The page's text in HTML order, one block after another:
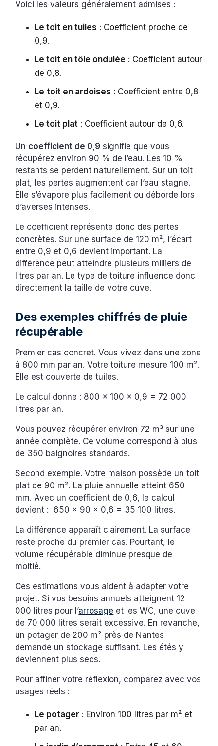
Voici les valeurs généralement admises :
Le toit en tuiles : Coefficient proche de
0,9.
Le toit en tôle ondulée : Coefficient autour
de 0,8.
Le toit en ardoises : Coefficient entre 0,8
et 0,9.
Le toit plat : Coefficient autour de 0,6.
Un coefficient de 0,9 signifie que vous
récupérez environ 90 % de l’eau. Les 10 %
restants se perdent naturellement. Sur un toit
plat, les pertes augmentent car l’eau stagne.
Elle s’évapore plus facilement ou déborde lors
d’averses intenses.
Le coefficient représente donc des pertes
concrètes. Sur une surface de 120 m², l’écart
entre 0,9 et 0,6 devient important. La
différence peut atteindre plusieurs milliers de
litres par an. Le type de toiture influence donc
directement la taille de votre cuve.
Des exemples chiffrés de pluie
récupérable
Premier cas concret. Vous vivez dans une zone
à 800 mm par an. Votre toiture mesure 100 m².
Elle est couverte de tuiles.
Le calcul donne : 800 × 100 × 0,9 = 72 000
litres par an.
Vous pouvez récupérer environ 72 m³ sur une
année complète. Ce volume correspond à plus
de 350 baignoires standards.
Second exemple. Votre maison possède un toit
plat de 90 m². La pluie annuelle atteint 650
mm. Avec un coefficient de 0,6, le calcul
devient : 650 × 90 × 0,6 = 35 100 litres.
La différence apparaît clairement. La surface
reste proche du premier cas. Pourtant, le
volume récupérable diminue presque de
moitié.
Ces estimations vous aident à adapter votre
projet. Si vos besoins annuels atteignent 12
000 litres pour l’arrosage et les WC, une cuve
de 70 000 litres serait excessive. En revanche,
un potager de 200 m² près de Nantes
demande un stockage suffisant. Les étés y
deviennent plus secs.
Pour affiner votre réflexion, comparez avec vos
usages réels :
Le potager : Environ 100 litres par m² et
par an.